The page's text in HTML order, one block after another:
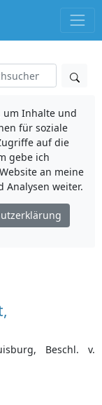
um Inhalte und
für soziale
auf die
gebe ich
an meine
Analysen weiter.
Beschl. v.